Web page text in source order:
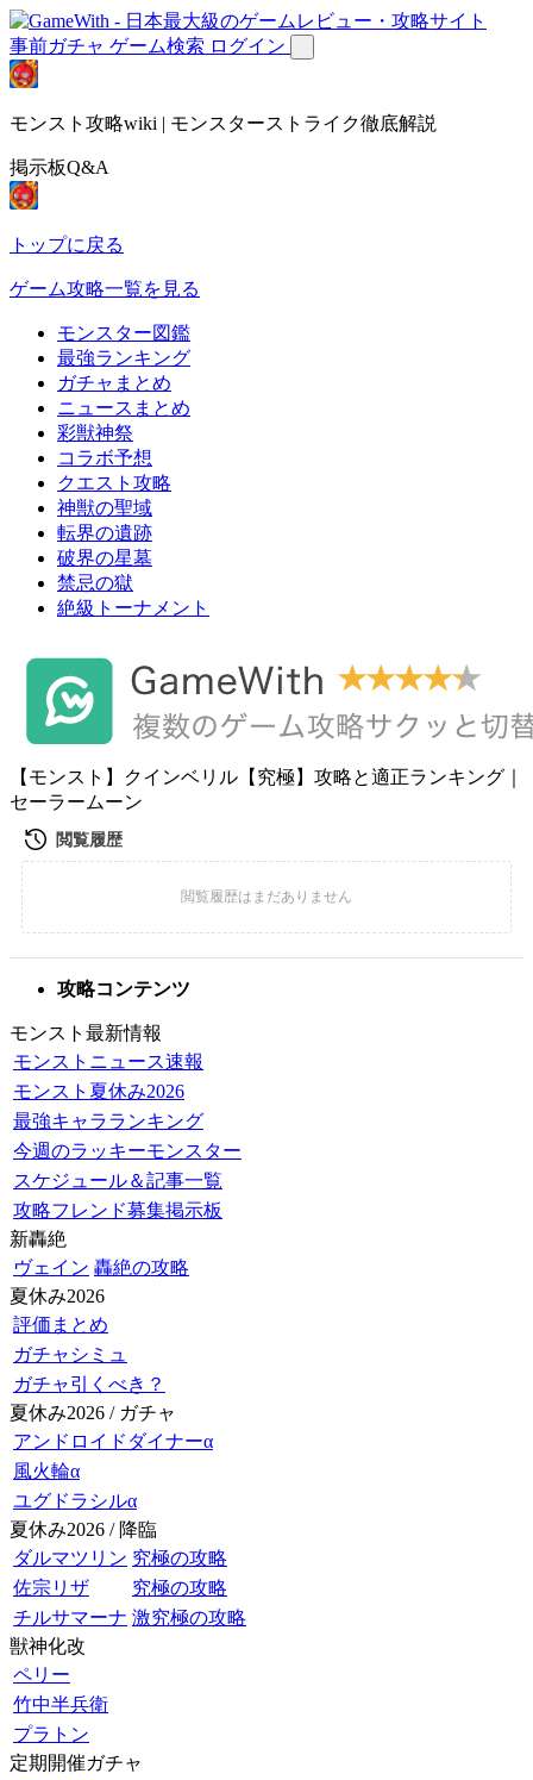
事前ガチャ ゲーム検索 ログイン
モンスト攻略wiki | モンスターストライク徹底解説
掲示板Q&A
トップに戻る
ゲーム攻略一覧を見る
モンスター図鑑
最強ランキング
ガチャまとめ
ニュースまとめ
彩獣神祭
コラボ予想
クエスト攻略
神獣の聖域
転界の遺跡
破界の星墓
禁忌の獄
絶級トーナメント
【モンスト】クインベリル【究極】攻略と適正ランキング｜
セーラームーン
攻略コンテンツ
モンスト最新情報
モンストニュース速報
モンスト夏休み2026
最強キャラランキング
今週のラッキーモンスター
スケジュール＆記事一覧
攻略フレンド募集掲示板
新轟絶
ヴェイン 轟絶の攻略
夏休み2026
評価まとめ
ガチャシミュ
ガチャ引くべき？
夏休み2026 / ガチャ
アンドロイドダイナーα
風火輪α
ユグドラシルα
夏休み2026 / 降臨
ダルマツリン 究極の攻略
佐宗リザ
究極の攻略
チルサマーナ 激究極の攻略
獣神化改
ペリー
竹中半兵衛
プラトン
定期開催ガチャ